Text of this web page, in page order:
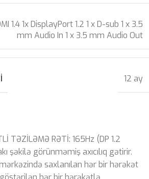
TƏZİLƏMƏ RƏTİ: 165Hz (DP 1.2
şəkilə görünməmiş axıcılıq gətirir.
saxlanılan hər bir hərəkət
1.4 1x DisplayPort 1.2 1 x D-sub 1 x 3.5
mm Audio In 1 x 3.5 mm Audio Out
12 ay